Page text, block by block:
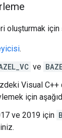
oluşturmak için
.
ve
Visual
için
ve 2019 için